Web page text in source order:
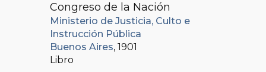
Congreso de la Nación
Ministerio de Justicia, Culto e
Instrucción Pública
Buenos Aires, 1901
Libro